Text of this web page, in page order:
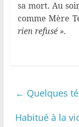
sa mort. Au
comme Mère
rien refusé ».
← Quelques
Habitué à la